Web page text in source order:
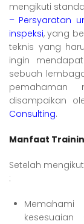
mengikuti
– Persyaratan
inspeksi, yang
teknis yang
ingin
sebuah
pemahaman
disampaikan
Consulting.
Manfaat
Setelah
:
Memahami